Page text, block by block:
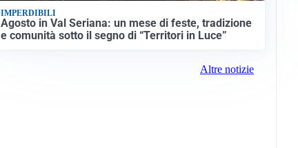
IMPERDIBILI
Agosto in Val Seriana: un mese di feste, tradizione
e comunità sotto il segno di “Territori in Luce”
Altre notizie